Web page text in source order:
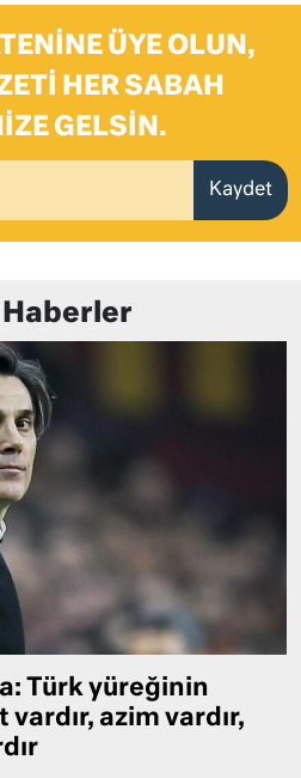
ÜYE OLUN,
HER SABAH
GELSIN.
Kaydet
Haberler
Türk yüreğinin
azim vardır,